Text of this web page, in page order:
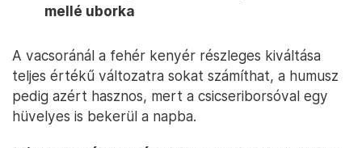
mellé uborka
A vacsoránál a fehér kenyér részleges kiváltása
teljes értékű változatra sokat számíthat, a humusz
pedig azért hasznos, mert a csicseriborsóval egy
hüvelyes is bekerül a napba.